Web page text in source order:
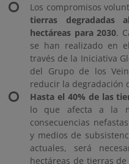
Los compromisos
tierras degradadas
hectáreas para 2030.
se han realizado en
través de la Iniciativa
del Grupo de los
reducir la degradación
Hasta el 40% de las
lo que afecta a la
consecuencias
y medios de
actuales, será
hectáreas de tierras